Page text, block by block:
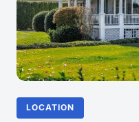
LOCATION